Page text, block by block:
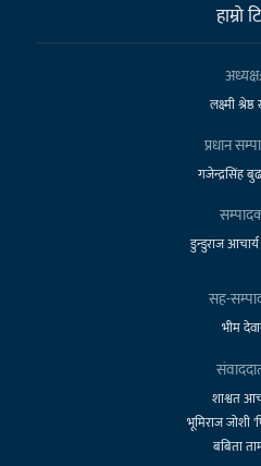
हाम्राे
अध्यक्ष:
लक्ष्मी श्रेष्ठ
प्रधान
गजेन्द्रसिंह
डुन्डुराज
सह-
भीम
शाश्वत
भूमिराज जोशी
बबिता